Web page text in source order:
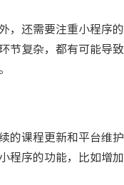
，还需要注重小程序
节复杂，都有可能导
的课程更新和平台维
程序的功能，比如增